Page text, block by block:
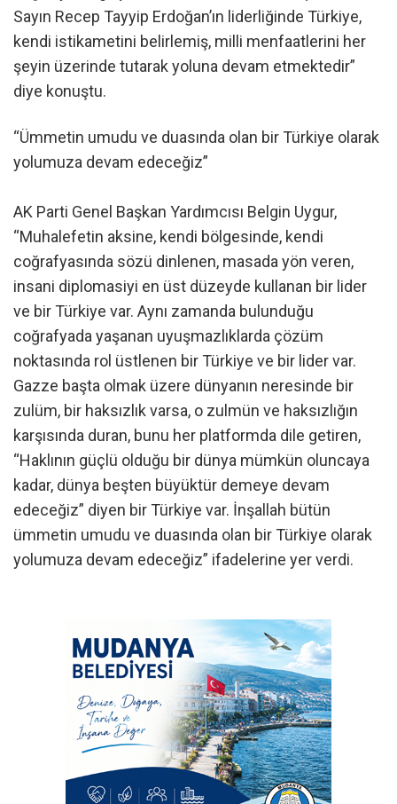
Sayın Recep Tayyip Erdoğan’ın liderliğinde Türkiye,
kendi istikametini belirlemiş, milli menfaatlerini her
şeyin üzerinde tutarak yoluna devam etmektedir”
diye konuştu.
“Ümmetin umudu ve duasında olan bir Türkiye olarak
yolumuza devam edeceğiz”
AK Parti Genel Başkan Yardımcısı Belgin Uygur,
“Muhalefetin aksine, kendi bölgesinde, kendi
coğrafyasında sözü dinlenen, masada yön veren,
insani diplomasiyi en üst düzeyde kullanan bir lider
ve bir Türkiye var. Aynı zamanda bulunduğu
coğrafyada yaşanan uyuşmazlıklarda çözüm
noktasında rol üstlenen bir Türkiye ve bir lider var.
Gazze başta olmak üzere dünyanın neresinde bir
zulüm, bir haksızlık varsa, o zulmün ve haksızlığın
karşısında duran, bunu her platformda dile getiren,
“Haklının güçlü olduğu bir dünya mümkün oluncaya
kadar, dünya beşten büyüktür demeye devam
edeceğiz” diyen bir Türkiye var. İnşallah bütün
ümmetin umudu ve duasında olan bir Türkiye olarak
yolumuza devam edeceğiz” ifadelerine yer verdi.